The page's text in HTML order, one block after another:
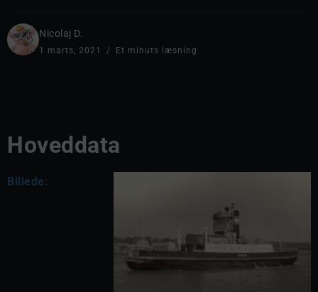
Nicolaj D.
1 marts, 2021 Et minuts læsning
Hoveddata
Billede: